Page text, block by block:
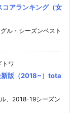
アランキング（女
ル・シーズンベスト
トワ
新版（2018~）tota
、2018-19シーズン